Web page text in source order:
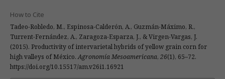
How to Cite
Tadeo-Robledo, M., Espinosa-Calderón, A., Guzmán-Máximo, R.,
Turrent-Fernández, A., Zaragoza-Esparza, J., & Virgen-Vargas, J.
(2015). Productivity of intervarietal hybrids of yellow grain corn for
high valleys of México.Agronomía Mesoamericana, 26(1), 65–72.
https://doi.org/10.15517/am.v26i1.16921